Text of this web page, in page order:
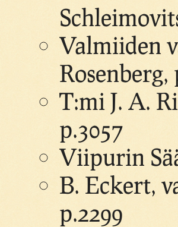
Valmiiden
Rosenberg,
T:mi J. A.
p.3057
Viipurin
B. Eckert,
p.2299